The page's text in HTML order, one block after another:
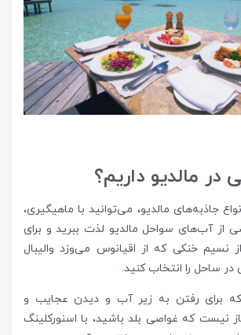
در مالدیو داریم؟
جاذبه‌های مالدیو، می‌توانید با ماهیگیری،
از آب‌های سواحل مالدیو لذت ببرید و برای
نسیم خنکی که از اقیانوس می‌وزد والیبال
در ساحل را انتخاب کنید.
که برای رفتن به زیر آب و دیدن عجایب و
نیست که غواصی بلد باشید، با اسنورکلینگ